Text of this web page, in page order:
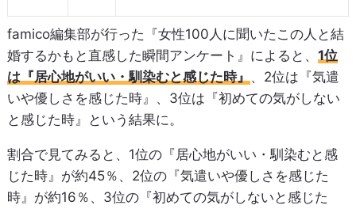
famico編集部が行った『女性100人に聞いたこの人と結
婚するかもと直感した瞬間アンケート』によると、 1位
は『居心地がいい・馴染むと感じた時』 、2位は『気遣
いや優しさを感じた時』、3位は『初めての気がしない
と感じた時』という結果に。
割合で見てみると、1位の『居心地がいい・馴染むと感
じた時』が約45％、2位の『気遣いや優しさを感じた
時』が約16％、3位の『初めての気がしないと感じた